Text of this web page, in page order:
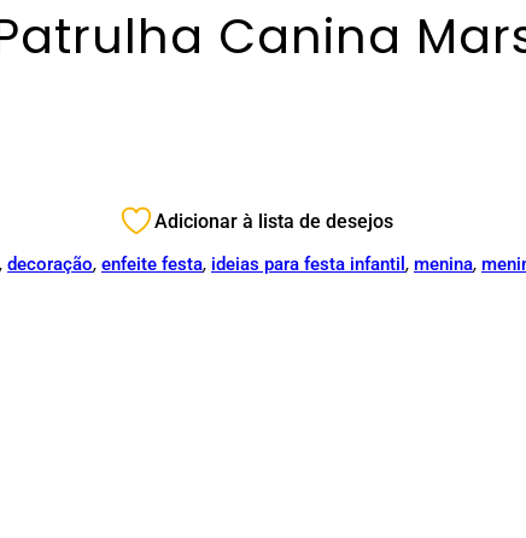
Canina
Adicionar à lista de desejos
, decoração, enfeite festa, ideias para festa infantil , menina,